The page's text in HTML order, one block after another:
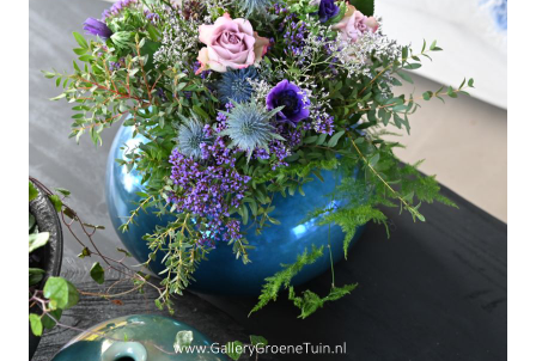
Grasmaand